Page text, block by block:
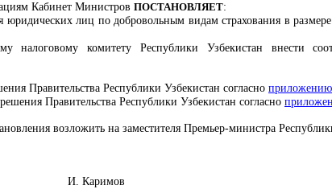
Кабинет Министров ПОСТАНОВЛЯЕТ:
юридических лиц по добровольным видам страхования в
налоговому комитету Республики Узбекистан внести
Правительства Республики Узбекистан согласно
Правительства Республики Узбекистан согласно
возложить на заместителя Премьер-министра
Каримов